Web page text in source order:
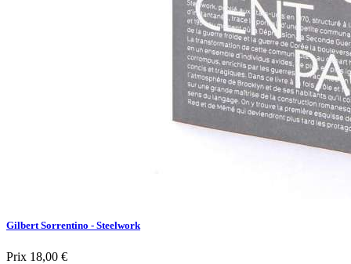
Gilbert Sorrentino - Steelwork
Prix 18,00 €